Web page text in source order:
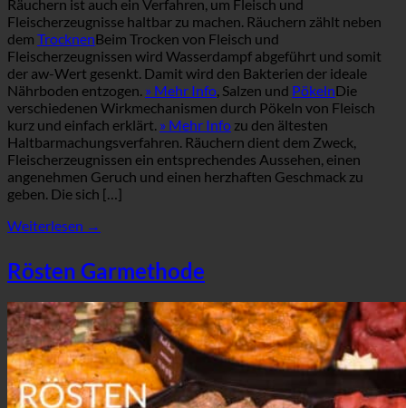
Räuchern ist auch ein Verfahren, um Fleisch und
Fleischerzeugnisse haltbar zu machen. Räuchern zählt neben
dem TrocknenBeim Trocken von Fleisch und
Fleischerzeugnissen wird Wasserdampf abgeführt und somit
der aw-Wert gesenkt. Damit wird den Bakterien der ideale
Nährboden entzogen. » Mehr Info , Salzen und PökelnDie
verschiedenen Wirkmechanismen durch Pökeln von Fleisch
kurz und einfach erklärt. » Mehr Info zu den ältesten
Haltbarmachungsverfahren. Räuchern dient dem Zweck,
Fleischerzeugnissen ein entsprechendes Aussehen, einen
angenehmen Geruch und einen herzhaften Geschmack zu
geben. Die sich […]
Weiterlesen →
Rösten Garmethode